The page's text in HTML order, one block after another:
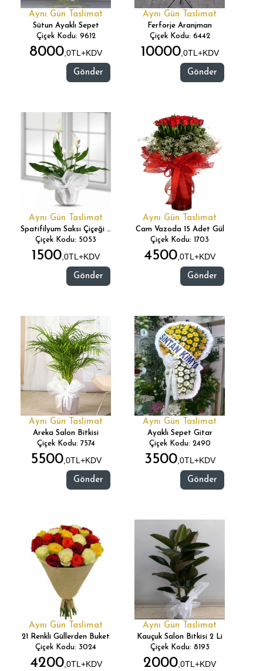
Aynı Gün Taslimat
Sütun Ayaklı Sepet
Çiçek Kodu: 9612
8000,0TL+KDV
Gönder
Aynı Gün Taslimat
Ferforje Aranjman
Çiçek Kodu: 6442
10000,0TL+KDV
Gönder
Aynı Gün Taslimat
Spatifilyum Saksı Çiçeği (Barış Çiçeği)
Çiçek Kodu: 5053
1500,0TL+KDV
Gönder
Aynı Gün Taslimat
Cam Vazoda 15 Adet Gül
Çiçek Kodu: 1703
4500,0TL+KDV
Gönder
Aynı Gün Taslimat
Areka Salon Bitkisi
Çiçek Kodu: 7574
5500,0TL+KDV
Gönder
Aynı Gün Taslimat
Ayaklı Sepet Gitar
Çiçek Kodu: 2490
3500,0TL+KDV
Gönder
Aynı Gün Taslimat
21 Renkli Güllerden Buket
Çiçek Kodu: 3024
4200,0TL+KDV
Aynı Gün Taslimat
Kauçuk Salon Bitkisi 2 Li
Çiçek Kodu: 8193
2000,0TL+KDV